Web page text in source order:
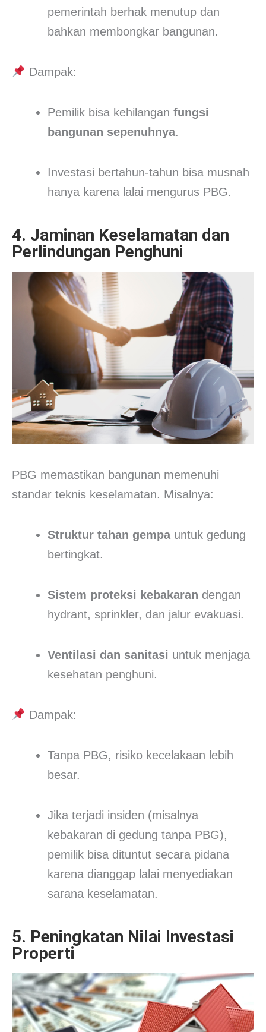
pemerintah berhak menutup dan
bahkan membongkar bangunan.
Dampak:
Pemilik bisa kehilangan fungsi
bangunan sepenuhnya.
Investasi bertahun-tahun bisa musnah
hanya karena lalai mengurus PBG.
4. Jaminan Keselamatan dan
Perlindungan Penghuni
PBG memastikan bangunan memenuhi
standar teknis keselamatan. Misalnya:
Struktur tahan gempauntuk gedung
bertingkat.
Sistem proteksi kebakaran dengan
hydrant, sprinkler, dan jalur evakuasi.
Ventilasi dan sanitasi untuk menjaga
kesehatan penghuni.
Dampak:
Tanpa PBG, risiko kecelakaan lebih
besar.
Jika terjadi insiden (misalnya
kebakaran di gedung tanpa PBG),
pemilik bisa dituntut secara pidana
karena dianggap lalai menyediakan
sarana keselamatan.
5. Peningkatan Nilai Investasi
Properti